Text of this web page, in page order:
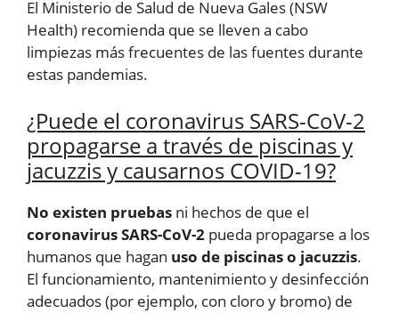
El Ministerio de Salud de Nueva Gales (NSW
Health) recomienda que se lleven a cabo
limpiezas más frecuentes de las fuentes durante
estas pandemias.
¿Puede el coronavirus SARS-CoV-2
propagarse a través de piscinas y
jacuzzis y causarnos COVID-19?
No existen pruebas ni hechos de que el
coronavirus SARS-CoV-2 pueda propagarse a los
humanos que hagan uso de piscinas o jacuzzis.
El funcionamiento, mantenimiento y desinfección
adecuados (por ejemplo, con cloro y bromo) de